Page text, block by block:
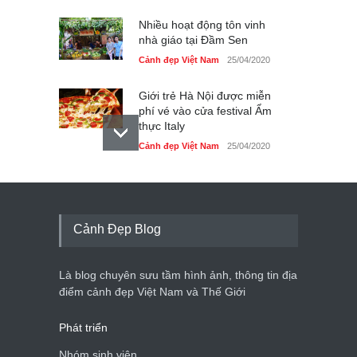
Nhiều hoạt động tôn vinh
nhà giáo tại Đầm Sen
Cảnh đẹp Việt Nam 25/04/2020
Giới trẻ Hà Nội được miễn
phí vé vào cửa festival Ẩm
thực Italy
Cảnh đẹp Việt Nam 25/04/2020
Tam giác mạch khoe sắc
du lịch quốc gia
Cảnh đẹp Việt Nam 24/04/2020
Cảnh Đẹp Blog
Là blog chuyên sưu tầm hình ảnh, thông tin địa
điểm cảnh đẹp Việt Nam và Thế Giới
Phát triển
Nhóm sinh viên